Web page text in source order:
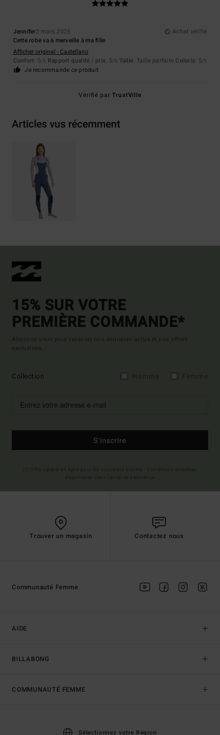
Jennifer2 mars 2026
Achat vérifié
Cette robe va à merveille à ma fille
Afficher original - Castellano
Confort: 5/5 Rapport qualité / prix: 5/5 Taille: Taille parfaite Coloris: 5/5
Je recommande ce produit
Vérifié parTrustVille
Articles vus récemment
15% SUR VOTRE
PREMIÈRE COMMANDE*
Abonnez-vous pour recevoir nos dernières actus et nos offres
exclusives.
Collection
S'inscrire
Trouver un magasin Contactez nous
AIDE
BILLABONG
Communauté Femme
COMMUNAUTÉ FEMME
Sélectionnez votre Région